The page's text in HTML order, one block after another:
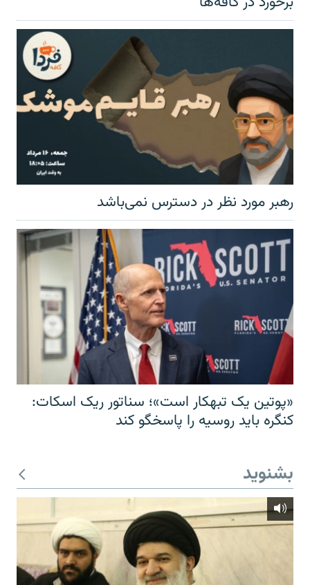
رهبر مورد نظر در دسترس نمی‌باشد
«پوتین یک تبهکار است»؛ سناتور ریک اسکات:
کنگره باید روسیه را پاسخگو کند
بشنوید